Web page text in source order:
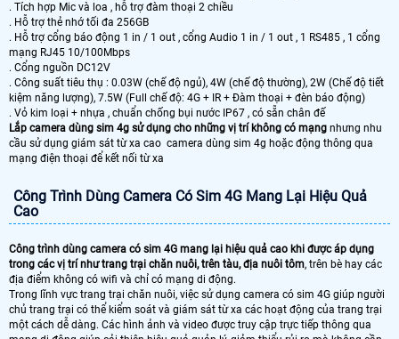
. Tích hợp Mic và loa , hỗ trợ đàm thoại 2 chiều
. Hỗ trợ thẻ nhớ tối đa 256GB
. Hỗ trợ cổng báo động 1 in / 1 out , cổng Audio 1 in / 1 out , 1 RS485 , 1 cổng
mạng RJ45 10/100Mbps
. Cổng nguồn DC12V
. Công suất tiêu thụ : 0.03W (chế độ ngủ), 4W (chế độ thường), 2W (Chế độ tiết
kiệm năng lượng), 7.5W (Full chế độ: 4G + IR + Đàm thoại + đèn báo động)
. Vỏ kim loại + nhựa , chuẩn chống bụi nước IP67 , có sẵn chân đế
Lắp camera dùng sim 4g sử dụng cho những vị trí không có mạng nhưng nhu
cầu sử dụng giám sát từ xa cao camera dùng sim 4g hoặc động thông qua
mạng điện thoại để kết nối từ xa
Công Trình Dùng Camera Có Sim 4G Mang Lại Hiệu Quả
Cao
Công trình dùng camera có sim 4G mang lại hiệu quả cao khi được áp dụng
trong các vị trí như trang trại chăn nuôi, trên tàu, địa nuôi tôm, trên bè hay các
địa điểm không có wifi và chỉ có mạng di động.
Trong lĩnh vực trang trại chăn nuôi, việc sử dụng camera có sim 4G giúp người
chủ trang trại có thể kiểm soát và giám sát từ xa các hoạt động của trang trại
một cách dễ dàng. Các hình ảnh và video được truy cập trực tiếp thông qua